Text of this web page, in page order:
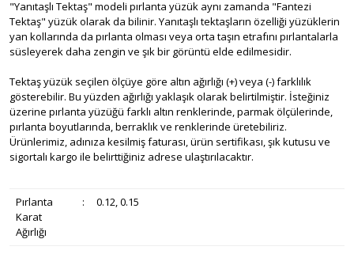
"Yanıtaşlı Tektaş" modeli pırlanta yüzük aynı zamanda "Fantezi
Tektaş" yüzük olarak da bilinir. Yanıtaşlı tektaşların özelliği yüzüklerin
yan kollarında da pırlanta olması veya orta taşın etrafını pırlantalarla
süsleyerek daha zengin ve şık bir görüntü elde edilmesidir.
Tektaş yüzük seçilen ölçüye göre altın ağırlığı (+) veya (-) farklılık
gösterebilir. Bu yüzden ağırlığı yaklaşık olarak belirtilmiştir. İsteğiniz
üzerine pırlanta yüzüğü farklı altın renklerinde, parmak ölçülerinde,
pırlanta boyutlarında, berraklık ve renklerinde üretebiliriz.
Ürünlerimiz, adınıza kesilmiş faturası, ürün sertifikası, şık kutusu ve
sigortalı kargo ile belirttiğiniz adrese ulaştırılacaktır.
Pırlanta
Karat
Ağırlığı
: 0.12, 0.15